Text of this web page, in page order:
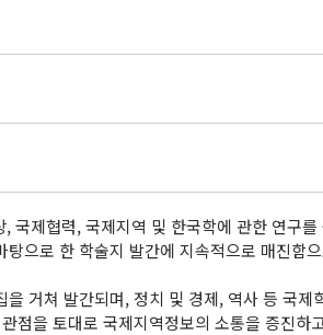
국제협력, 국제지역 및 한국학에 관한 연구를
으로 한 학술지 발간에 지속적으로 매진함으
거쳐 발간되며, 정치 및 경제, 역사 등 국제
점을 토대로 국제지역정보의 소통을 증진하